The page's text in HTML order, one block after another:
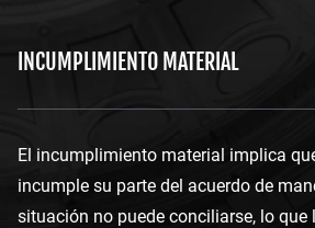
INCUMPLIMIENTO MATERIAL
El incumplimiento material implica
incumple su parte del acuerdo de
situación no puede conciliarse, lo que